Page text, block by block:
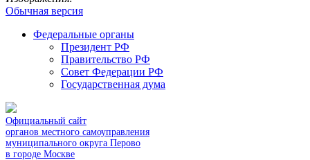
Обычная версия
Федеральные органы
Президент РФ
Правительство РФ
Совет Федерации РФ
Государственная дума
Официальный сайт
органов местного самоуправления
муниципального округа Перово
в городе Москве